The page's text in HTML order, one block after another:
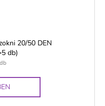
20/50 DEN
db)